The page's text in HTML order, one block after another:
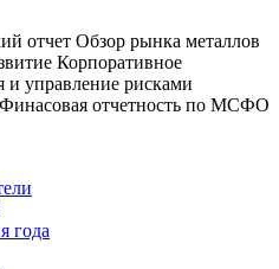
отчет Обзор рынка металлов
Корпоративное
и управление рисками
Финасовая отчетность по МСФО
года